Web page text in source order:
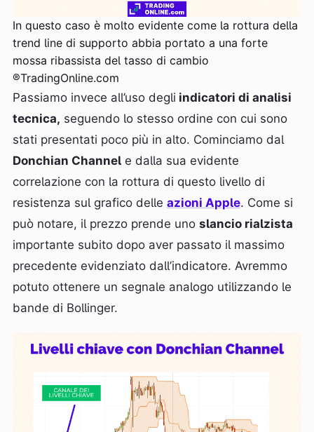
In questo caso è molto evidente come la rottura della
trend line di supporto abbia portato a una forte
mossa ribassista del tasso di cambio
®TradingOnline.com
Passiamo invece all’uso degli indicatori di analisi
tecnica, seguendo lo stesso ordine con cui sono
stati presentati poco più in alto. Cominciamo dal
Donchian Channel e dalla sua evidente
correlazione con la rottura di questo livello di
resistenza sul grafico delle azioni Apple. Come si
può notare, il prezzo prende uno slancio rialzista
importante subito dopo aver passato il massimo
precedente evidenziato dall’indicatore. Avremmo
potuto ottenere un segnale analogo utilizzando le
bande di Bollinger.